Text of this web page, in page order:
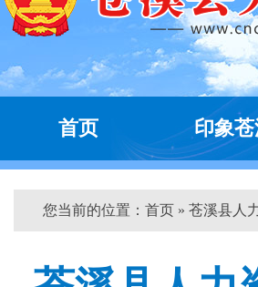
首页 印象
您当前的位置： 首页 » 苍溪县人